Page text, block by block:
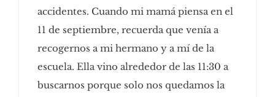
accidentes. Cuando mi mamá piensa en el
11 de septiembre, recuerda que venía a
recogernos a mi hermano y a mí de la
escuela. Ella vino alrededor de las 11:30 a
buscarnos porque solo nos quedamos la